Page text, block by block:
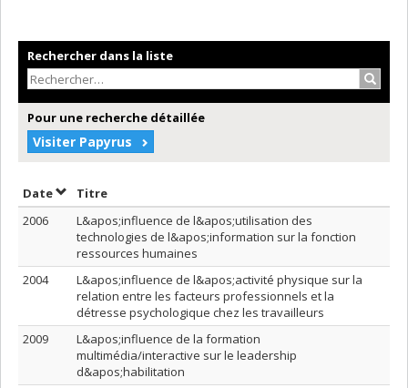
Rechercher dans la liste
Pour une recherche détaillée
Visiter Papyrus
DateTrier par date en ordre décroissant
Titre
2006
L&apos;influence de l&apos;utilisation des
technologies de l&apos;information sur la fonction
ressources humaines
2004
L&apos;influence de l&apos;activité physique sur la
relation entre les facteurs professionnels et la
détresse psychologique chez les travailleurs
2009
L&apos;influence de la formation
multimédia/interactive sur le leadership
d&apos;habilitation